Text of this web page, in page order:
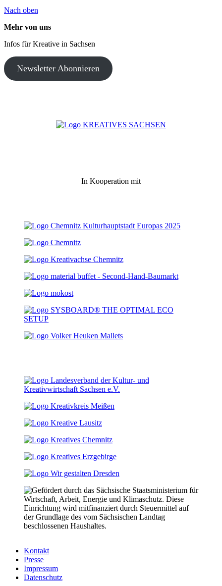
Nach oben
Mehr von uns
Infos für Kreative in Sachsen
Newsletter Abonnieren
In Kooperation mit
Kontakt
Presse
Impressum
Datenschutz